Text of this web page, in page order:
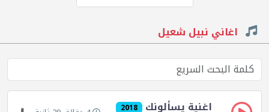
اغاني نبيل شعيل
اغنية يسألونك 2018